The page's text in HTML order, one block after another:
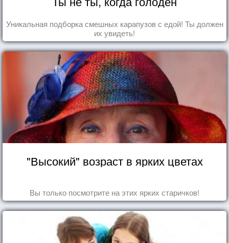
Уникальная подборка смешных карапузов с едой! Ты должен
их увидеть!
"Высокий" возраст в ярких цветах
Вы только посмотрите на этих ярких старичков!